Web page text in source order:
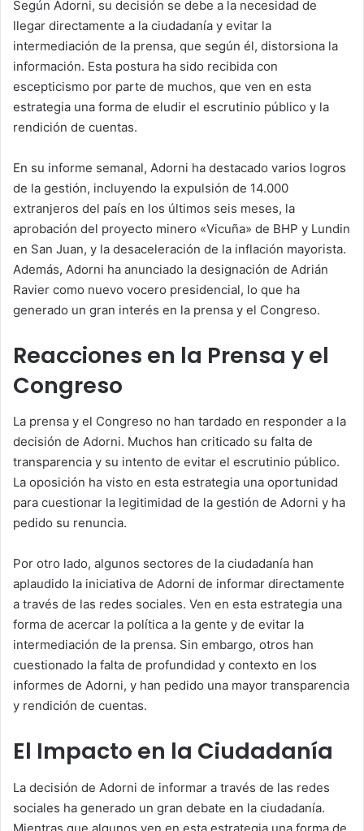
Según Adorni, su decisión se debe a la necesidad de
llegar directamente a la ciudadanía y evitar la
intermediación de la prensa, que según él, distorsiona la
información. Esta postura ha sido recibida con
escepticismo por parte de muchos, que ven en esta
estrategia una forma de eludir el escrutinio público y la
rendición de cuentas.
En su informe semanal, Adorni ha destacado varios logros
de la gestión, incluyendo la expulsión de 14.000
extranjeros del país en los últimos seis meses, la
aprobación del proyecto minero «Vicuña» de BHP y Lundin
en San Juan, y la desaceleración de la inflación mayorista.
Además, Adorni ha anunciado la designación de Adrián
Ravier como nuevo vocero presidencial, lo que ha
generado un gran interés en la prensa y el Congreso.
Reacciones en la Prensa y el
Congreso
La prensa y el Congreso no han tardado en responder a la
decisión de Adorni. Muchos han criticado su falta de
transparencia y su intento de evitar el escrutinio público.
La oposición ha visto en esta estrategia una oportunidad
para cuestionar la legitimidad de la gestión de Adorni y ha
pedido su renuncia.
Por otro lado, algunos sectores de la ciudadanía han
aplaudido la iniciativa de Adorni de informar directamente
a través de las redes sociales. Ven en esta estrategia una
forma de acercar la política a la gente y de evitar la
intermediación de la prensa. Sin embargo, otros han
cuestionado la falta de profundidad y contexto en los
informes de Adorni, y han pedido una mayor transparencia
y rendición de cuentas.
El Impacto en la Ciudadanía
La decisión de Adorni de informar a través de las redes
sociales ha generado un gran debate en la ciudadanía.